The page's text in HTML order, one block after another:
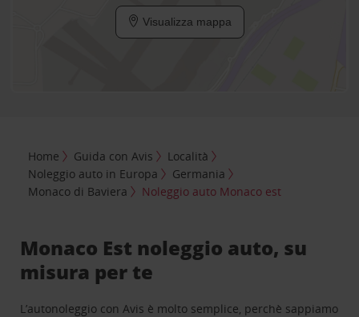
Visualizza mappa
Home Guida con Avis
Località
Noleggio auto in Europa
Germania
Monaco di Baviera
Noleggio auto Monaco est
Monaco Est noleggio auto, su
misura per te
L’autonoleggio con Avis è molto semplice, perchè sappiamo